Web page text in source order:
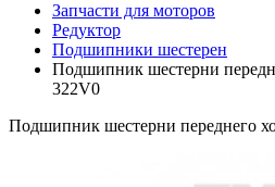
Запчасти для моторов
Редуктор
Подшипники шестерен
Подшипник шестерни
322V0
Подшипник шестерни переднего